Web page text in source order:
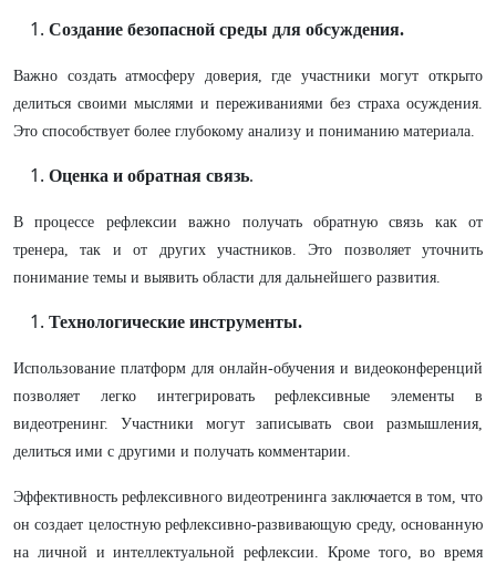
Создание безопасной среды для обсуждения.
Важно создать атмосферу доверия, где участники могут открыто
делиться своими мыслями и переживаниями без страха осуждения.
Это способствует более глубокому анализу и пониманию материала.
Оценка и обратная связь.
В процессе рефлексии важно получать обратную связь как от
тренера, так и от других участников. Это позволяет уточнить
понимание темы и выявить области для дальнейшего развития.
Технологические инструменты.
Использование платформ для онлайн-обучения и видеоконференций
позволяет легко интегрировать рефлексивные элементы в
видеотренинг. Участники могут записывать свои размышления,
делиться ими с другими и получать комментарии.
Эффективность рефлексивного видеотренинга заключается в том, что
он создает целостную рефлексивно-развивающую среду, основанную
на личной и интеллектуальной рефлексии. Кроме того, во время